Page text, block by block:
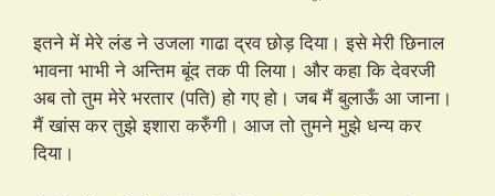
इतने में मेरे लंड ने उजला गाढा द्रव छोड़ दिया। इसे मेरी छिनाल
भावना भाभी ने अन्तिम बूंद तक पी लिया। और कहा कि देवरजी
अब तो तुम मेरे भरतार (पति) हो गए हो। जब मैं बुलाऊँ आ जाना।
मैं खांस कर तुझे इशारा करुँगी। आज तो तुमने मुझे धन्य कर
दिया।